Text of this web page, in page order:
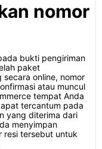
nomor
bukti pengiriman
paket
online, nomor
atau muncul
tempat Anda
tercantum pada
yang diterima dari
menyimpan
resi tersebut untuk